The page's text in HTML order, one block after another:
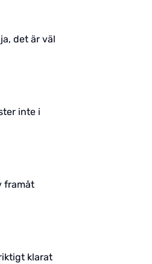
det är väl
inte i
framåt
klarat